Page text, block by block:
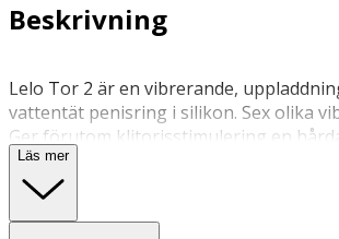
Beskrivning
Lelo Tor 2 är en vibrerande,
vattentät penisring i silikon. Sex olika
Ger förutom klitorisstimulering en
Användning
• Passar alla storlekar.
Läs mer